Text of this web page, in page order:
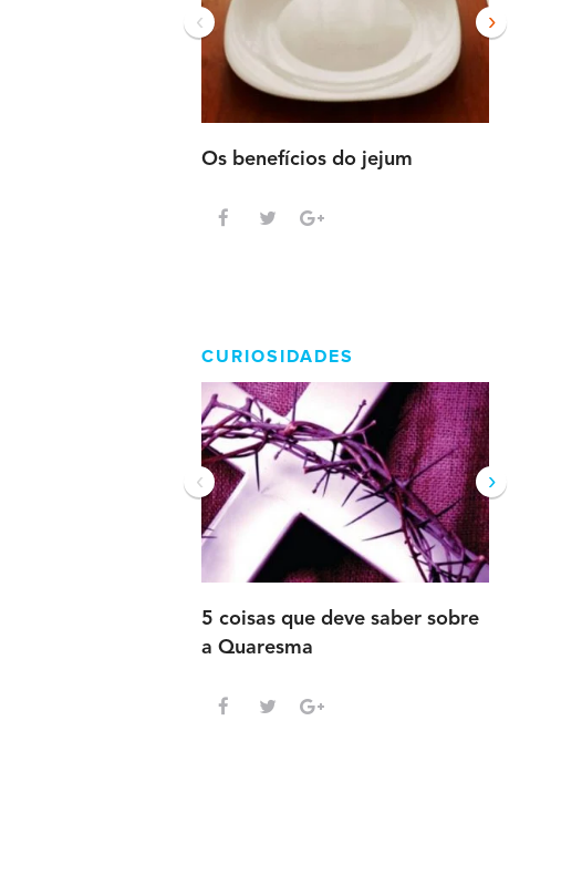
Os benefícios do jejum
‹ ›
CURIOSIDADES
5 coisas que deve saber sobre
a Quaresma
‹ ›